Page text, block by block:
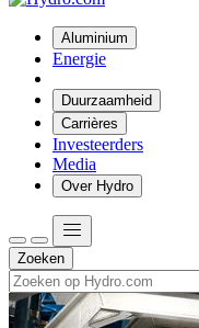
Aluminium
Energie
Duurzaamheid
Carrières
Investeerders
Media
Over Hydro
Zoeken